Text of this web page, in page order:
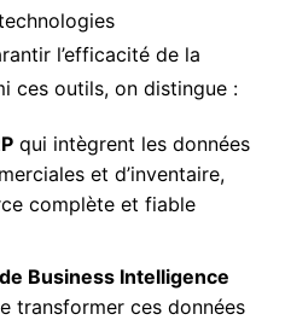
l’efficacité de la
ces outils, on distingue :
qui intègrent les données
et d’inventaire,
complète et fiable
Business Intelligence
transformer ces données